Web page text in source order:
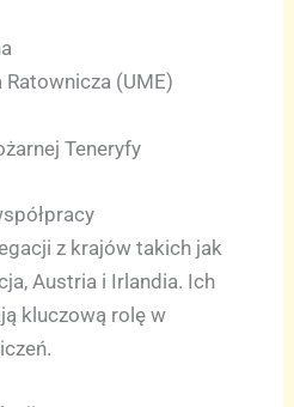
(UME)
Teneryfy
z krajów takich jak
Austria i Irlandia. Ich
kluczową rolę w